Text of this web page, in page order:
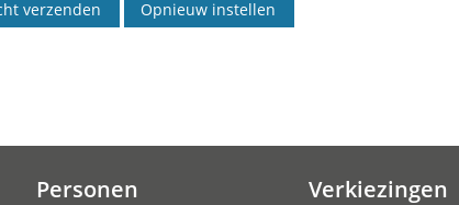
Personen Verkiezingen